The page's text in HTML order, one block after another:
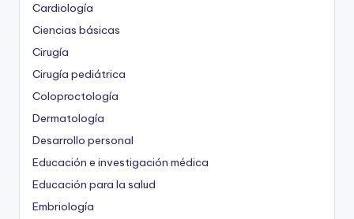
Cardiología
Ciencias básicas
Cirugía
Cirugía pediátrica
Coloproctología
Dermatología
Desarrollo personal
Educación e investigación médica
Educación para la salud
Embriología